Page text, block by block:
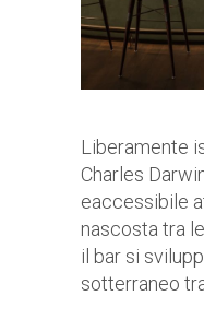
Liberamente
Charles
eaccessibile
nascosta tra
il bar si
sotterraneo